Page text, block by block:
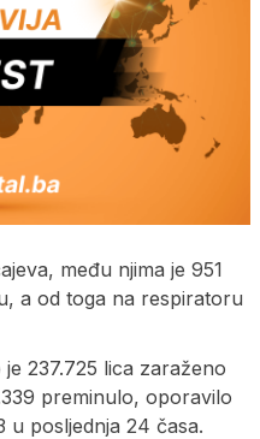
među njima je 951
a od toga na respiratoru
237.725 lica zaraženo
preminulo, oporavilo
u posljednja 24 časa.